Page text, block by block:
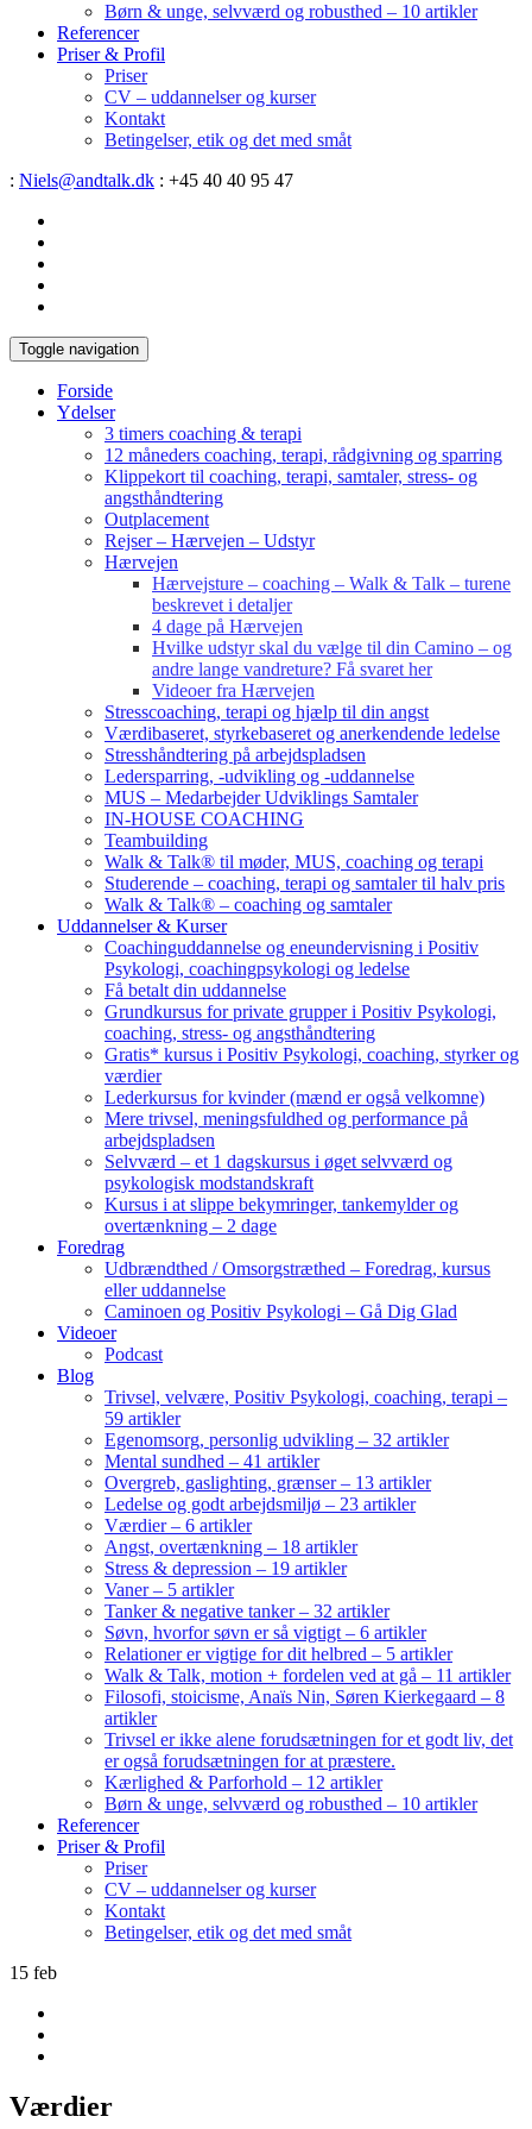
Børn & unge, selvværd og robusthed – 10 artikler
Referencer
Priser & Profil
Priser
CV – uddannelser og kurser
Kontakt
Betingelser, etik og det med småt
: Niels@andtalk.dk : +45 40 40 95 47
Toggle navigation
Forside
Ydelser
3 timers coaching & terapi
12 måneders coaching, terapi, rådgivning og sparring
Klippekort til coaching, terapi, samtaler, stress- og
angsthåndtering
Outplacement
Rejser – Hærvejen – Udstyr
Hærvejen
Hærvejsture – coaching – Walk & Talk – turene
beskrevet i detaljer
4 dage på Hærvejen
Hvilke udstyr skal du vælge til din Camino – og
andre lange vandreture? Få svaret her
Videoer fra Hærvejen
Stresscoaching, terapi og hjælp til din angst
Værdibaseret, styrkebaseret og anerkendende ledelse
Stresshåndtering på arbejdspladsen
Ledersparring, -udvikling og -uddannelse
MUS – Medarbejder Udviklings Samtaler
IN-HOUSE COACHING
Teambuilding
Walk & Talk® til møder, MUS, coaching og terapi
Studerende – coaching, terapi og samtaler til halv pris
Walk & Talk® – coaching og samtaler
Uddannelser & Kurser
Coachinguddannelse og eneundervisning i Positiv
Psykologi, coachingpsykologi og ledelse
Få betalt din uddannelse
Grundkursus for private grupper i Positiv Psykologi,
coaching, stress- og angsthåndtering
Gratis* kursus i Positiv Psykologi, coaching, styrker og
værdier
Lederkursus for kvinder (mænd er også velkomne)
Mere trivsel, meningsfuldhed og performance på
arbejdspladsen
Selvværd – et 1 dagskursus i øget selvværd og
psykologisk modstandskraft
Kursus i at slippe bekymringer, tankemylder og
overtænkning – 2 dage
Foredrag
Udbrændthed / Omsorgstræthed – Foredrag, kursus
eller uddannelse
Caminoen og Positiv Psykologi – Gå Dig Glad
Videoer
Podcast
Blog
Trivsel, velvære, Positiv Psykologi, coaching, terapi –
59 artikler
Egenomsorg, personlig udvikling – 32 artikler
Mental sundhed – 41 artikler
Overgreb, gaslighting, grænser – 13 artikler
Ledelse og godt arbejdsmiljø – 23 artikler
Værdier – 6 artikler
Angst, overtænkning – 18 artikler
Stress & depression – 19 artikler
Vaner – 5 artikler
Tanker & negative tanker – 32 artikler
Søvn, hvorfor søvn er så vigtigt – 6 artikler
Relationer er vigtige for dit helbred – 5 artikler
Walk & Talk, motion + fordelen ved at gå – 11 artikler
Filosofi, stoicisme, Anaïs Nin, Søren Kierkegaard – 8
artikler
Trivsel er ikke alene forudsætningen for et godt liv, det
er også forudsætningen for at præstere.
Kærlighed & Parforhold – 12 artikler
Børn & unge, selvværd og robusthed – 10 artikler
Referencer
Priser & Profil
Priser
CV – uddannelser og kurser
Kontakt
Betingelser, etik og det med småt
15 feb
Værdier